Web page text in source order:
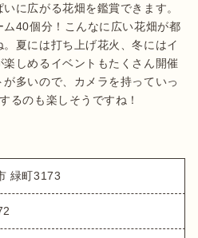
に広がる花畑を鑑賞できます。
40個分！こんなに広い花畑が都
夏には打ち上げ花火、冬にはイ
しめるイベントもたくさん開催
多いので、カメラを持っていっ
るのも楽しそうですね！
緑町3173